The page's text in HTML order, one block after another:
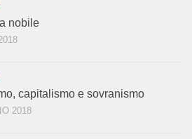
nobile
capitalismo e sovranismo
2018